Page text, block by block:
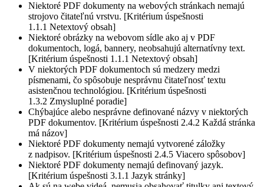
Niektoré PDF dokumenty na webových stránkach nemajú
strojovo čitateľnú vrstvu. [Kritérium úspešnosti
1.1.1 Netextový obsah]
Niektoré obrázky na webovom sídle ako aj v PDF
dokumentoch, logá, bannery, neobsahujú alternatívny text.
[Kritérium úspešnosti 1.1.1 Netextový obsah]
V niektorých PDF dokumentoch sú medzery medzi
písmenami, čo spôsobuje nesprávnu čitateľnosť textu
asistenčnou technológiou. [Kritérium úspešnosti
1.3.2 Zmysluplné poradie]
Chýbajúce alebo nesprávne definované názvy v niektorých
PDF dokumentov. [Kritérium úspešnosti 2.4.2 Každá stránka
má názov]
Niektoré PDF dokumenty nemajú vytvorené záložky
z nadpisov. [Kritérium úspešnosti 2.4.5 Viacero spôsobov]
Niektoré PDF dokumenty nemajú definovaný jazyk.
[Kritérium úspešnosti 3.1.1 Jazyk stránky]